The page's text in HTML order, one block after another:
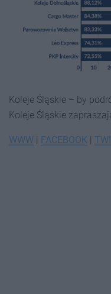
Koleje Śląskie – by
Koleje Śląskie
WWW | FACEBOOK |